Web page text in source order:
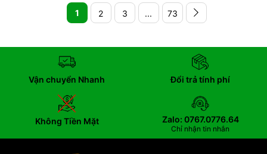
1 2 3 ... 73
Vận chuyển Nhanh Đổi trả tính phí
Không Tiền Mặt Zalo: 0767.0776.64
Chỉ nhận tin nhắn